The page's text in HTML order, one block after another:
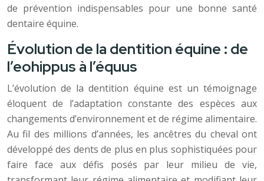
de prévention indispensables pour une bonne santé
dentaire équine.
Évolution de la dentition équine : de
l’eohippus à l’équus
L’évolution de la dentition équine est un témoignage
éloquent de l’adaptation constante des espèces aux
changements d’environnement et de régime alimentaire.
Au fil des millions d’années, les ancêtres du cheval ont
développé des dents de plus en plus sophistiquées pour
faire face aux défis posés par leur milieu de vie,